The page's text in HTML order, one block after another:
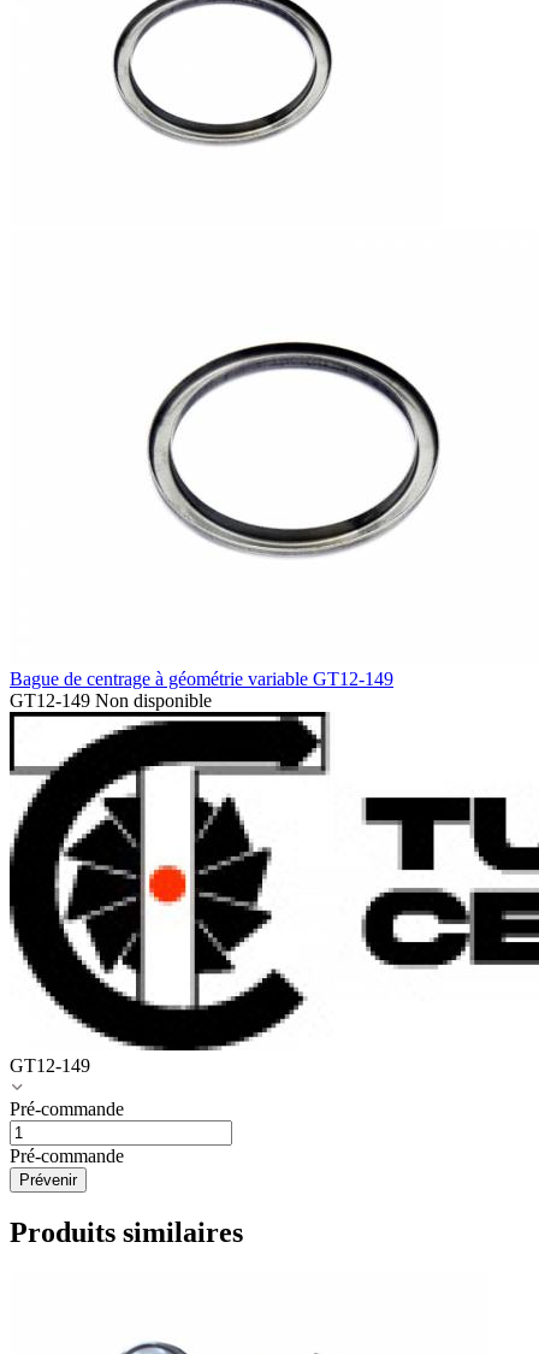
Bague de centrage à géométrie variable GT12-149
GT12-149 Non disponible
GT12-149
Pré-commande
Pré-commande
Prévenir
Produits similaires